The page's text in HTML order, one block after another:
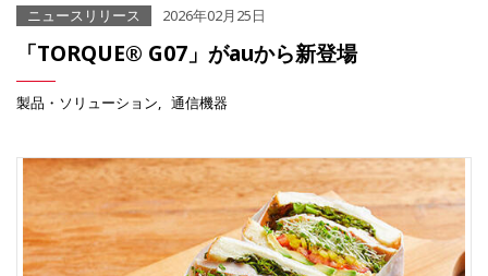
ニュースリリース 2026年02月25日
「TORQUE® G07」がauから新登場
製品・ソリューション 通信機器